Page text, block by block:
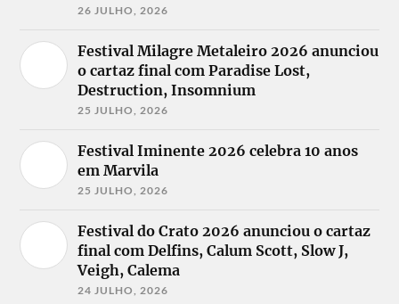
26 JULHO, 2026
Festival Milagre Metaleiro 2026 anunciou
o cartaz final com Paradise Lost,
Destruction, Insomnium
25 JULHO, 2026
Festival Iminente 2026 celebra 10 anos
em Marvila
25 JULHO, 2026
Festival do Crato 2026 anunciou o cartaz
final com Delfins, Calum Scott, Slow J,
Veigh, Calema
24 JULHO, 2026